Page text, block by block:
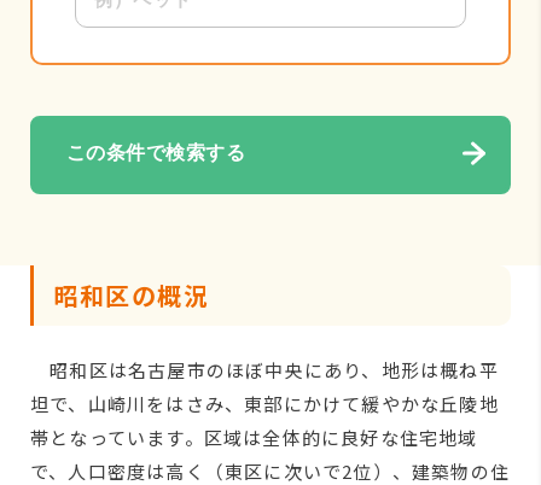
この条件で検索する
昭和区の概況
昭和区は名古屋市のほぼ中央にあり、地形は概ね平
坦で、山崎川をはさみ、東部にかけて緩やかな丘陵地
帯となっています。区域は全体的に良好な住宅地域
で、人口密度は高く（東区に次いで2位）、建築物の住